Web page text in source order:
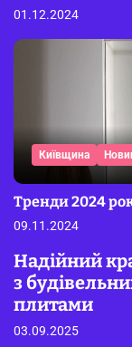
01.12.2024
Київщина
Тренди 2024
09.11.2024
Надійний
з
плитами
03.09.2025